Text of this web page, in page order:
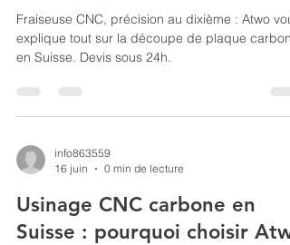
Fraiseuse CNC, précision au dixième : Atwo
explique tout sur la découpe de plaque carbone
en Suisse. Devis sous 24h.
info863559
16 juin
0 min de lecture
Usinage CNC carbone en
Suisse : pourquoi choisir